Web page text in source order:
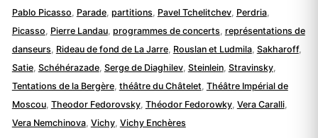
Pablo Picasso Parade, partitions Pavel Tchelitchev, Perdria,
Picasso Pierre Landau, programmes de concerts représentations de
danseurs Rideau de fond de La Jarre, Rouslan et Ludmila, Sakharoff,
Satie, Schéhérazade, Serge de Diaghilev, Steinlein, Stravinsky,
Tentations de la Bergère, théâtre du Châtelet Théâtre Impérial de
Moscou, Theodor Fedorovsky, Théodor Fedorowky, Vera Caralli,
Vera Nemchinova, Vichy, Vichy Enchères